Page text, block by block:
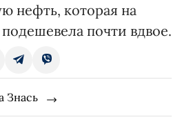
нефть, которая на
почти вдвое.
Знась